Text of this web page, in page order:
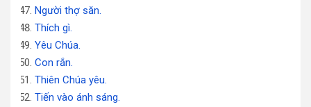
Người thợ săn.
Thích gì.
Yêu Chúa.
Con rắn.
Thiên Chúa yêu.
Tiến vào ánh sáng.